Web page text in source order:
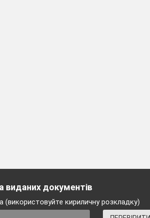
виданих документів
кириличну розкладку)